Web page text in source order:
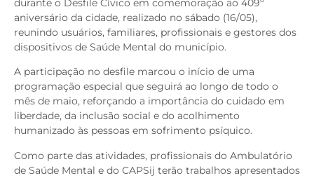
durante o Desfile Cívico em comemoração ao 409º
aniversário da cidade, realizado no sábado (16/05),
reunindo usuários, familiares, profissionais e gestores dos
dispositivos de Saúde Mental do município.
A participação no desfile marcou o início de uma
programação especial que seguirá ao longo de todo o
mês de maio, reforçando a importância do cuidado em
liberdade, da inclusão social e do acolhimento
humanizado às pessoas em sofrimento psíquico.
Como parte das atividades, profissionais do Ambulatório
de Saúde Mental e do CAPSij terão trabalhos apresentados